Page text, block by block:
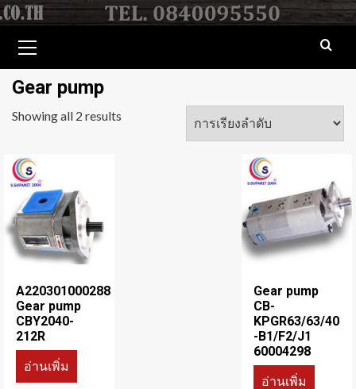
Menu
Gear pump
Showing all 2 results
A220301000288
Gear pump
CBY2040-
212R
อ่านเพิ่ม
Gear pump
CB-
KPGR63/63/40
-B1/F2/J1
60004298
อ่านเพิ่ม